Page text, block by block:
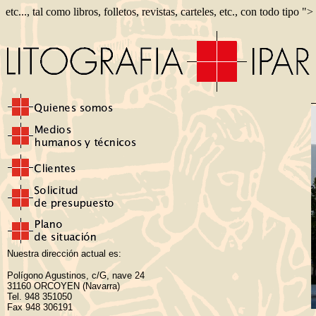
etc..., tal como libros, folletos, revistas, carteles, etc., con todo tipo ">
Nuestra dirección actual es:
Polígono Agustinos, c/G, nave 24
31160 ORCOYEN (Navarra)
Tel. 948 351050
Fax 948 306191